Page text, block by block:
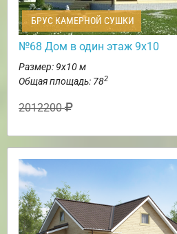
БРУС КАМЕРНОЙ СУШКИ
№68 Дом в один этаж 9х10
Размер: 9х10 м
Общая площадь: 782
2012200